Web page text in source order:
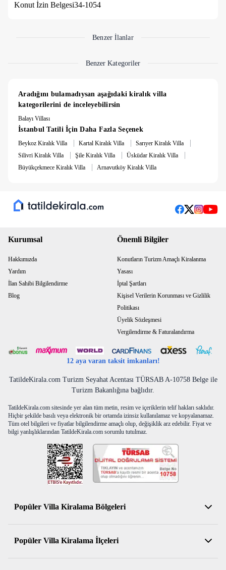
Evlilik şartı vardır.
Konut İzin Belgesi34-1054
Benzer İlanlar
Benzer Kategoriler
Aradığını bulamadıysan aşağıdaki kiralık villa
kategorilerini de inceleyebilirsin
Balayı Villası
İstanbul Tatili İçin Daha Fazla Seçenek
Beykoz Kiralık Villa | Kartal Kiralık Villa | Sarıyer Kiralık Villa |
Silivri Kiralık Villa | Şile Kiralık Villa | Üsküdar Kiralık Villa |
Büyükçekmece Kiralık Villa | Arnavutköy Kiralık Villa
Kurumsal
Hakkımızda
Yardım
İlan Sahibi Bilgilendirme
Blog
Önemli Bilgiler
Konutların Turizm Amaçlı Kiralanma
Yasası
İptal Şartları
Kişisel Verilerin Korunması ve Gizlilik
Politikası
Üyelik Sözleşmesi
Vergilendirme & Faturalandırma
12 aya varan taksit imkanları!
TatildeKirala.com Turizm Seyahat Acentası TÜRSAB A-10758 Belge ile
Turizm Bakanlığına bağlıdır.
TatildeKirala.com sitesinde yer alan tüm metin, resim ve içeriklerin telif hakları saklıdır.
Hiçbir şekilde basılı veya elektronik bir ortamda izinsiz kullanılamaz ve kopyalanamaz.
Tüm otel bilgileri ve fiyatlar bilgilendirme amaçlı olup, değişiklik arz edebilir. Fiyat ve
bilgi yanlışlıklarından TatildeKirala.com sorumlu tutulmaz.
Popüler Villa Kiralama Bölgeleri
Antalya Kiralık Villa
Muğla Kiralık Villa
Aydın Kiralık Villa
Popüler Villa Kiralama İlçeleri
Kemer Kiralık Villa